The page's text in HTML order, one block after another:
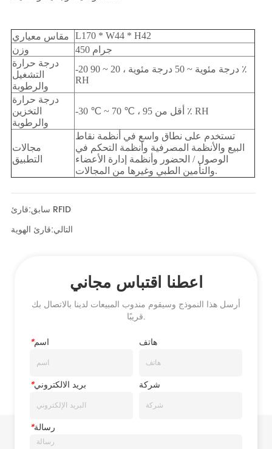
سابق: قارئ RFID
التالي:قارئ الهوية
اعطنا اقتباس مجاني
أرسل هذا النموذج وسيقوم مندوب المبيعات لدينا بالاتصال بك
قريبًا.
*اسم هاتف
*بريد الالكتروني شركة
*رسالة